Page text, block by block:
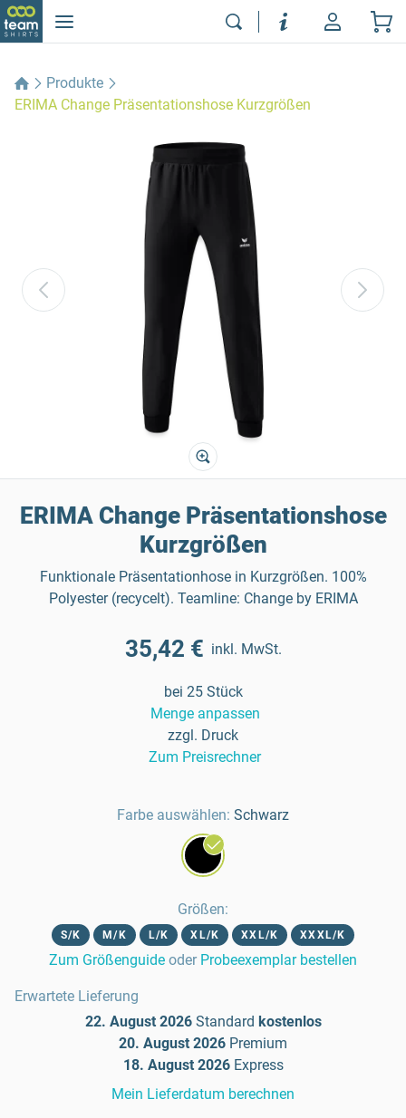
Produkte
ERIMA Change Präsentationshose Kurzgrößen
ERIMA Change Präsentationshose
Kurzgrößen
Funktionale Präsentationhose in Kurzgrößen. 100%
Polyester (recycelt). Teamline: Change by ERIMA
35,42 € inkl. MwSt.
bei 25 Stück
Menge anpassen
zzgl. Druck
Zum Preisrechner
Farbe auswählen: Schwarz
Größen:
S/K M/K L/K XL/K XXL/K XXXL/K
Zum Größenguide oder Probeexemplar bestellen
Erwartete Lieferung
22. August 2026 Standard kostenlos
20. August 2026 Premium
18. August 2026 Express
Mein Lieferdatum berechnen